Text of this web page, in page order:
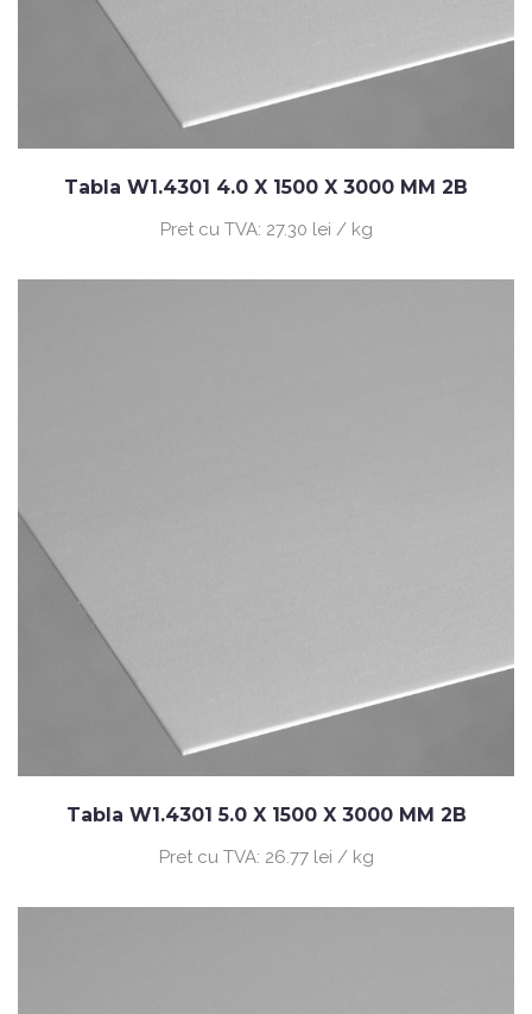
Tabla W1.4301 4.0 X 1500 X 3000 MM 2B
Pret cu TVA: 27.30 lei / kg
Tabla W1.4301 5.0 X 1500 X 3000 MM 2B
Pret cu TVA: 26.77 lei / kg